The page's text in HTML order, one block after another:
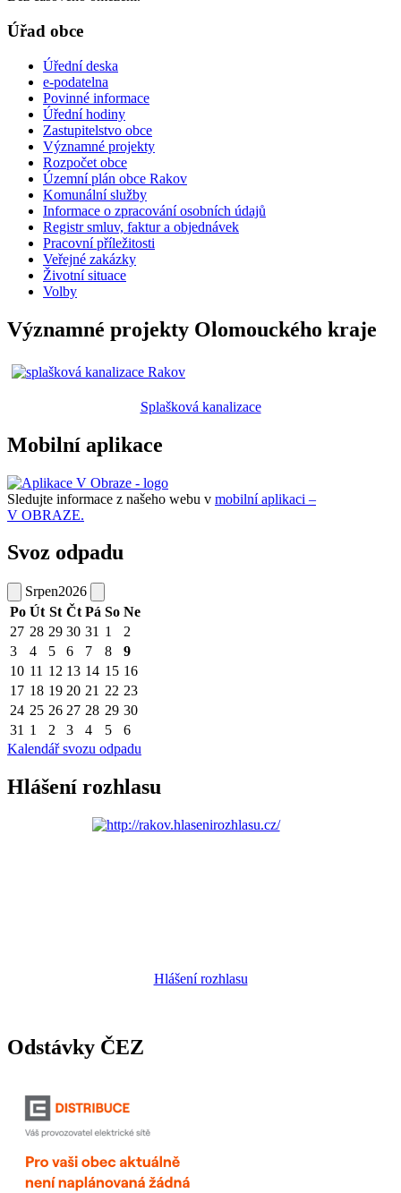
Úřad obce
Úřední deska
e-podatelna
Povinné informace
Úřední hodiny
Zastupitelstvo obce
Významné projekty
Rozpočet obce
Územní plán obce Rakov
Komunální služby
Informace o zpracování osobních údajů
Registr smluv, faktur a objednávek
Pracovní příležitosti
Veřejné zakázky
Životní situace
Volby
Významné projekty Olomouckého kraje
Splašková kanalizace
Mobilní aplikace
Sledujte informace z našeho webu v mobilní aplikaci –
V OBRAZE.
Svoz odpadu
Srpen2026
Po Út St Čt Pá So Ne
27 28 29 30 31 1
2
3
4 5 6 7 8
9
10 11 12 13 14 15 16
17 18 19 20 21 22 23
24 25 26 27 28 29 30
31 1 2 3 4 5
6
Kalendář svozu odpadu
Hlášení rozhlasu
Hlášení rozhlasu
Odstávky ČEZ